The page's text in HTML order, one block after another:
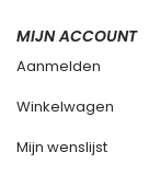
MIJN ACCOUNT
Aanmelden
Winkelwagen
Mijn wenslijst